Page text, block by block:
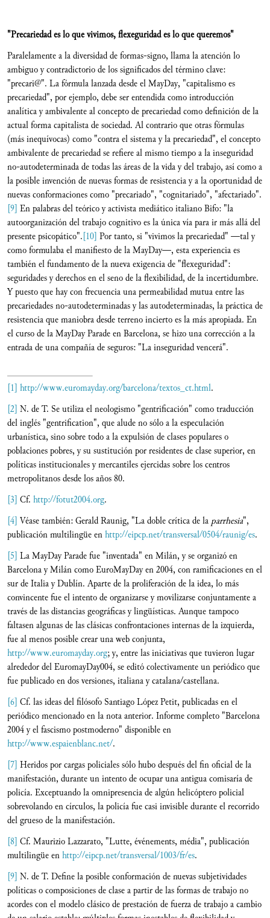
"Precariedad es lo que vivimos, flexeguridad es lo que queremos"
Paralelamente a la diversidad de formas-signo, llama la atención lo
ambiguo y contradictorio de los significados del término clave:
"precari@". La fórmula lanzada desde el MayDay, "capitalismo es
precariedad", por ejemplo, debe ser entendida como introducción
analítica y ambivalente al concepto de precariedad como definición de la
actual forma capitalista de sociedad. Al contrario que otras fórmulas
(más inequívocas) como "contra el sistema y la precariedad", el concepto
ambivalente de precariedad se refiere al mismo tiempo a la inseguridad
no-autodeterminada de todas las áreas de la vida y del trabajo, así como a
la posible invención de nuevas formas de resistencia y a la oportunidad de
nuevas conformaciones como "precariado", "cognitariado", "afectariado".
[9] En palabras del teórico y activista mediático italiano Bifo: "la
autoorganización del trabajo cognitivo es la única vía para ir más allá del
presente psicopático".[10] Por tanto, si "vivimos la precariedad" —tal y
como formulaba el manifiesto de la MayDay—, esta experiencia es
también el fundamento de la nueva exigencia de "flexeguridad":
seguridades y derechos en el seno de la flexibilidad, de la incertidumbre.
Y puesto que hay con frecuencia una permeabilidad mutua entre las
precariedades no-autodeterminadas y las autodeterminadas, la práctica de
resistencia que maniobra desde terreno incierto es la más apropiada. En
el curso de la MayDay Parade en Barcelona, se hizo una corrección a la
entrada de una compañía de seguros: "La inseguridad vencerá".
[1] http://www.euromayday.org/barcelona/textos_ct.html.
[2] N. de T. Se utiliza el neologismo "gentrificación" como traducción
del inglés "gentrification", que alude no sólo a la especulación
urbanística, sino sobre todo a la expulsión de clases populares o
poblaciones pobres, y su sustitución por residentes de clase superior, en
políticas institucionales y mercantiles ejercidas sobre los centros
metropolitanos desde los años 80.
[3] Cf. http://fotut2004.org.
[4] Véase también: Gerald Raunig, "La doble crítica de la parrhesia",
publicación multilingüe enhttp://eipcp.net/transversal/0504/raunig/es.
[5] La MayDay Parade fue "inventada" en Milán, y se organizó en
Barcelona y Milán como EuroMayDay en 2004, con ramificaciones en el
sur de Italia y Dublín. Aparte de la proliferación de la idea, lo más
convincente fue el intento de organizarse y movilizarse conjuntamente a
través de las distancias geográficas y lingüísticas. Aunque tampoco
faltasen algunas de las clásicas confrontaciones internas de la izquierda,
fue al menos posible crear una web conjunta,
http://www.euromayday.org; y, entre las iniciativas que tuvieron lugar
alrededor del EuromayDay004, se editó colectivamente un periódico que
fue publicado en dos versiones, italiana y catalana/castellana.
[6] Cf. las ideas del filósofo Santiago López Petit, publicadas en el
periódico mencionado en la nota anterior. Informe completo "Barcelona
2004 y el fascismo postmoderno" disponible en
http://www.espaienblanc.net/.
[7] Heridos por cargas policiales sólo hubo después del fin oficial de la
manifestación, durante un intento de ocupar una antigua comisaría de
policía. Exceptuando la omnipresencia de algún helicóptero policial
sobrevolando en círculos, la policía fue casi invisible durante el recorrido
del grueso de la manifestación.
[8] Cf. Maurizio Lazzarato, "Lutte, événements, média", publicación
multilingüe enhttp://eipcp.net/transversal/1003/fr/es.
[9] N. de T. Define la posible conformación de nuevas subjetividades
políticas o composiciones de clase a partir de las formas de trabajo no
acordes con el modelo clásico de prestación de fuerza de trabajo a cambio